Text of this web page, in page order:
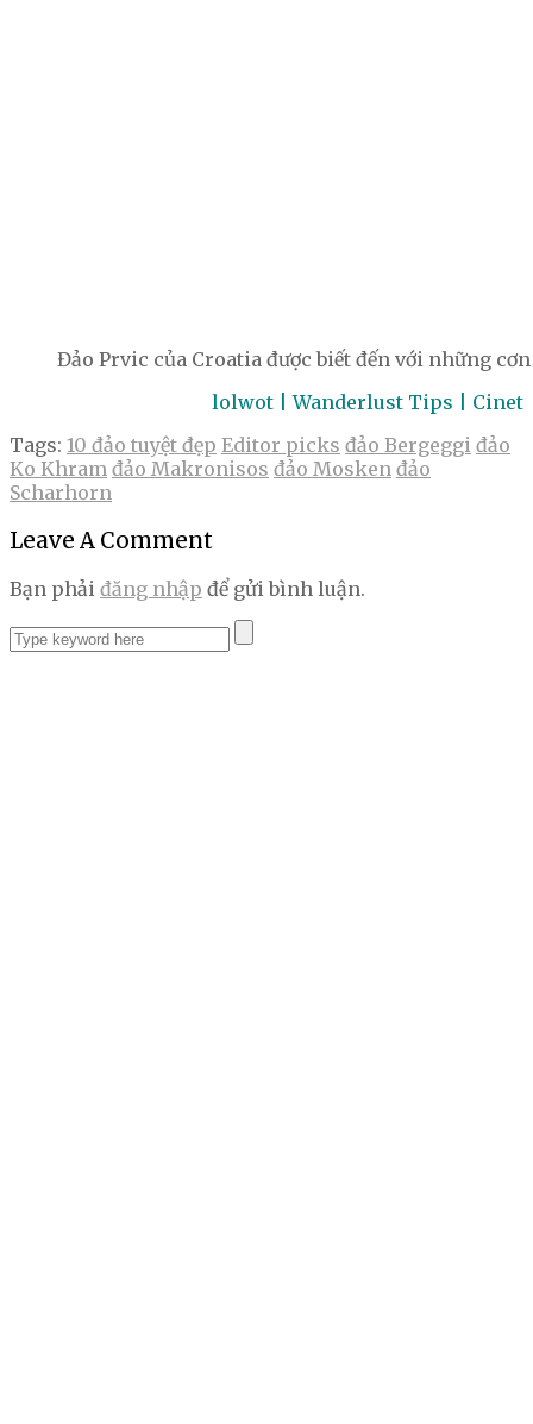
Đảo Prvic của Croatia được biết đến với những
lolwot | Wanderlust Tips | Cinet
Tags: 10 đảo tuyệt đẹp Editor picks đảo Bergeggi đảo
Ko Khram đảo Makronisos đảo Mosken đảo
Scharhorn
Leave A Comment
Bạn phải đăng nhập để gửi bình luận.